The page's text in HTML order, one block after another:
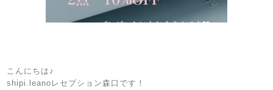
こんにちは♪
shipi.leanoレセプション森口です！